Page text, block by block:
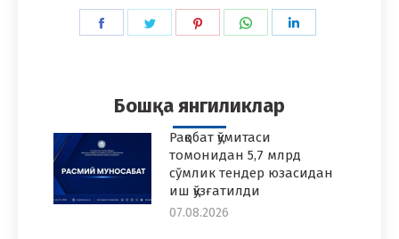
Share
Share
Share
Share
Бошқа янгиликлар
Рақобат қўмитаси
томонидан 5,7 млрд
сўмлик тендер юзасидан
иш қўзғатилди
07.08.2026